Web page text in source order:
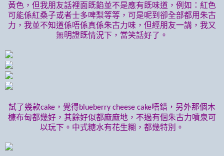
黃色，但我朋友話裡面既餡並不是應有既味道，例如：紅色
可能係紅桑子或者士多啤梨等等，可是呢到卻全部都用朱古
力，我並不知道係唔係真係朱古力味，但經朋友一講，我又
無明證既情況下，當笑話好了。
試了幾款cake ，覺得blueberry cheese cake唔錯，另外那個木
槺布甸都幾好，其餘好似都麻麻地，不過有個朱古力噴泉可
以玩下。中式糖水有花生糊，都幾特別。